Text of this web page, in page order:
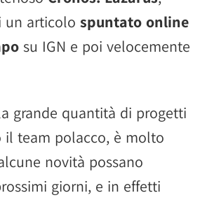
un articolo spuntato online
su IGN e poi velocemente
grande quantità di progetti
il team polacco, è molto
novità possano
giorni, e in effetti